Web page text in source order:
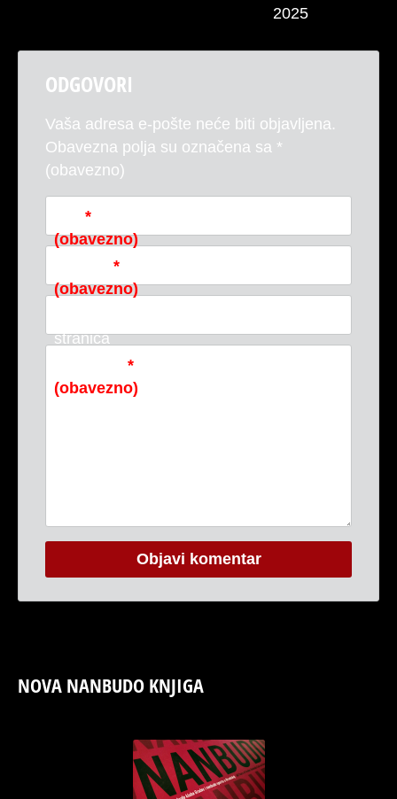
2025
ODGOVORI
Vaša adresa e-pošte neće biti objavljena.
Obavezna polja su označena sa *
(obavezno)
*
(obavezno)
*
(obavezno)
stranica
*
(obavezno)
NOVA NANBUDO KNJIGA